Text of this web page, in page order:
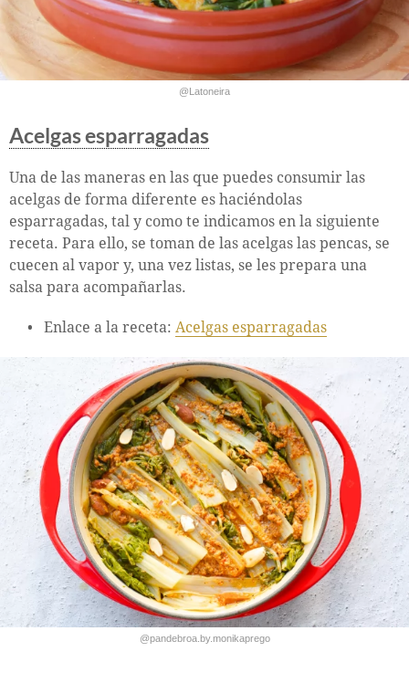
@Latoneira
Acelgas esparragadas
Una de las maneras en las que puedes consumir las
acelgas de forma diferente es haciéndolas
esparragadas, tal y como te indicamos en la siguiente
receta. Para ello, se toman de las acelgas las pencas, se
cuecen al vapor y, una vez listas, se les prepara una
salsa para acompañarlas.
Enlace a la receta: Acelgas esparragadas
@pandebroa.by.monikaprego